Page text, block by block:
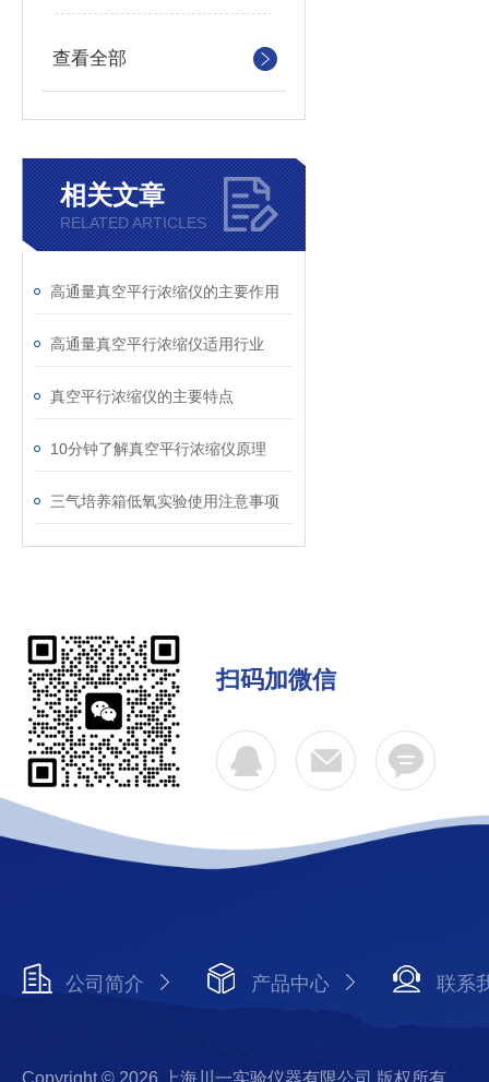
查看全部
相关文章
RELATED ARTICLES
高通量真空平行浓缩仪的主要作用
高通量真空平行浓缩仪适用行业
真空平行浓缩仪的主要特点
10分钟了解真空平行浓缩仪原理
三气培养箱低氧实验使用注意事项
扫码加微信
公司简介 产品中心 联系
Copyright © 2026 上海川一实验仪器有限公司 版权所有